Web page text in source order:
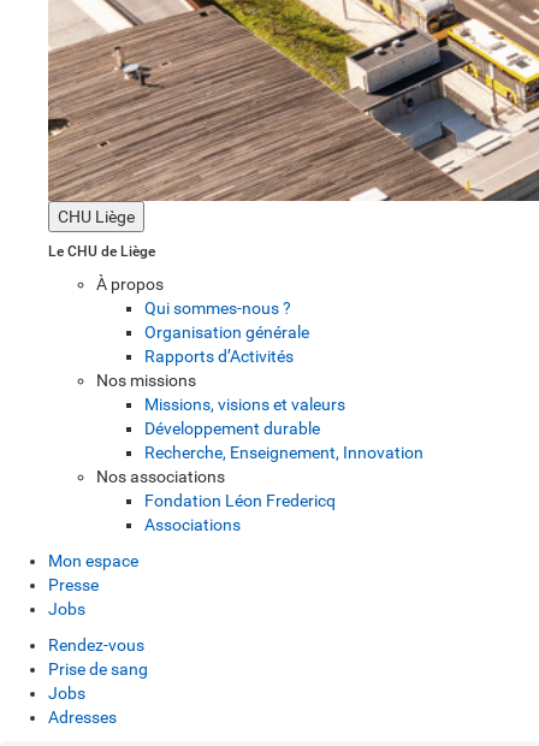
CHU Liège
Le CHU de Liège
À propos
Qui sommes-nous ?
Organisation générale
Rapports d’Activités
Nos missions
Missions, visions et valeurs
Développement durable
Recherche, Enseignement, Innovation
Nos associations
Fondation Léon Fredericq
Associations
Mon espace
Presse
Jobs
Rendez-vous
Prise de sang
Jobs
Adresses